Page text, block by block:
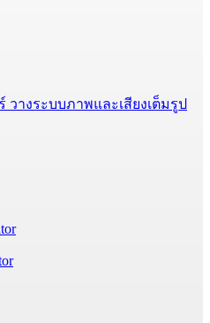
วางระบบภาพและเสียงเต็มรูป